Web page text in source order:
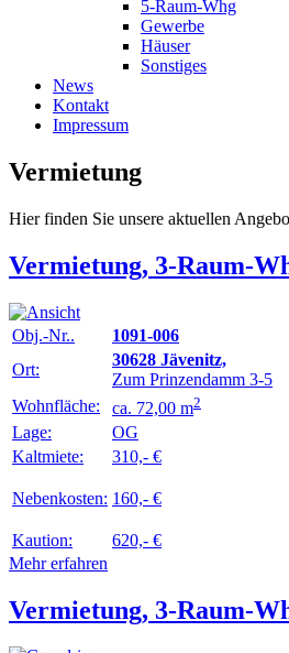
5-Raum-Whg
Gewerbe
Häuser
Sonstiges
News
Kontakt
Impressum
Vermietung
Hier finden Sie unsere aktuellen
Vermietung, 3-Raum-
Obj.-Nr..
1091-006
Ort:
30628 Jävenitz,
Zum Prinzendamm 3-5
Wohnfläche:
ca. 72,00 m2
Lage:
OG
Kaltmiete:
310,- €
Nebenkosten: 160,- €
Kaution:
620,- €
Mehr erfahren
Vermietung, 3-Raum-